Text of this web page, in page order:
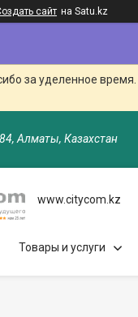
сайт на Satu.kz
за уделенное
Алматы, Казахстан
www.citycom.kz
Товары и услуги